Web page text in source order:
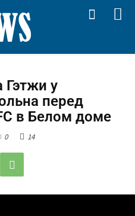
Гэтжи у
перед
в Белом доме
0 14